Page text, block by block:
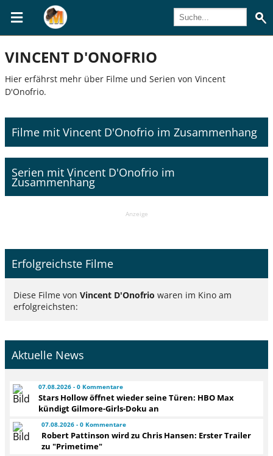
VINCENT D'ONOFRIO
Hier erfährst mehr über Filme und Serien von Vincent
D'Onofrio.
Filme mit Vincent D'Onofrio im Zusammenhang
Serien mit Vincent D'Onofrio im
Zusammenhang
Anzeige
Erfolgreichste Filme
Diese Filme von Vincent D'Onofrio waren im Kino am
erfolgreichsten:
Aktuelle News
07.08.2026 - 0 Kommentare
Stars Hollow öffnet wieder seine Türen: HBO Max
kündigt Gilmore-Girls-Doku an
07.08.2026 - 0 Kommentare
Robert Pattinson wird zu Chris Hansen: Erster Trailer
zu "Primetime"